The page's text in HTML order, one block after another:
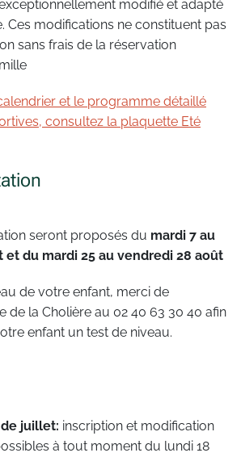
modifié et adapté
Ces modifications ne constituent pas
sans frais de la réservation
et le programme détaillé
consultez la plaquette Eté
seront proposés du mardi 7 au
du mardi 25 au vendredi 28 août
de votre enfant, merci de
de la Cholière au 02 40 63 30 40 afin
enfant un test de niveau.
juillet: inscription et modification
à tout moment du lundi 18